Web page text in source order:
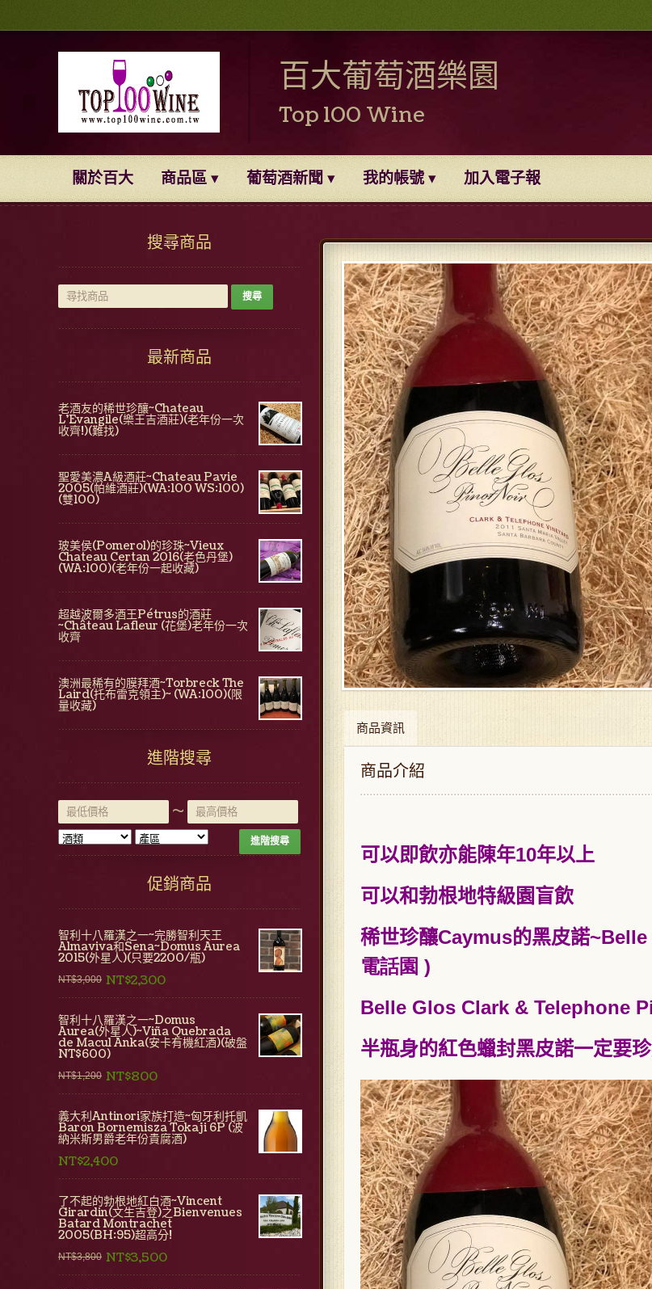
百大葡萄酒樂園
Top 100 Wine
關於百大 商品區 葡萄酒新聞 我的帳號 加入電子報
搜尋商品
最新商品
老酒友的稀世珍釀~Chateau
L'Evangile(樂王吉酒莊)(老年份一次
收齊!)(難找)
聖愛美濃A級酒莊~Chateau Pavie
2005(帕維酒莊)(WA:100 WS:100)
(雙100)
玻美侯(Pomerol)的珍珠~Vieux
Chateau Certan 2016(老色丹堡)
(WA:100)(老年份一起收藏)
超越波爾多酒王Pétrus的酒莊
~Château Lafleur (花堡)老年份一次
收齊
澳洲最稀有的膜拜酒~Torbreck The
Laird(托布雷克領主)~ (WA:100)(限
量收藏)
進階搜尋
~
進階搜尋
促銷商品
智利十八羅漢之一~完勝智利天王
Almaviva和Sena~Domus Aurea
2015(外星人)(只要2200/瓶)
NT$3,000 NT$2,300
智利十八羅漢之一~Domus
Aurea(外星人)~Viña Quebrada
de Macul Anka(安卡有機紅酒)(破盤
NT$600)
NT$1,200 NT$800
義大利Antinori家族打造~匈牙利托凱
Baron Bornemisza Tokaji 6P (波
納米斯男爵老年份貴腐酒)
NT$2,400
了不起的勃根地紅白酒~Vincent
Girardin(文生吉登)之Bienvenues
Batard Montrachet
2005(BH:95)超高分!
NT$3,800 NT$3,500
商品資訊
商品介紹
可以即飲亦能陳年10年以上
可以和勃根地特級園盲飲
稀世珍釀Caymus的黑皮諾
電話園 )
Belle Glos Clark & Telephone
半瓶身的紅色蠟封黑皮諾一定要